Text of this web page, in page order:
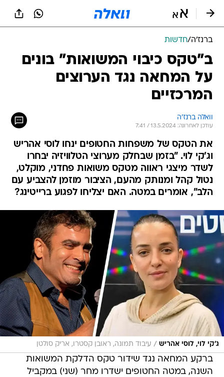
ברנז'ה/חדשות
ב"טקס כיבוי המשואות" בונים
על המחאה נגד הערוצים
המרכזיים
וואלה ברנז'ה
עודכן לאחרונה: 13.5.2024 / 7:41
את הטקס של משפחות החטופים ינחו לוסי אהריש
וג'קי לוי. "בזמן שבחלק מערוצי הטלוויזיה יבחרו
לשדר מיצגי ראווה מטקס משואות פחדני, מוקלט,
נטול קהל ומנותק מהעם, הציבור מוזמן להצביע עם
הלב", אומרים במטה. האם יצליחו לפגוע ברייטינג?
ג'קי לוי, לוסי אהריש / עיבוד תמונה, ראובן קסטרו, אריק סולטן
ברקע המחאה נגד שידור טקס הדלקת המשואות
השנה, במטה החטופים ישדרו מחר (שני) במקביל